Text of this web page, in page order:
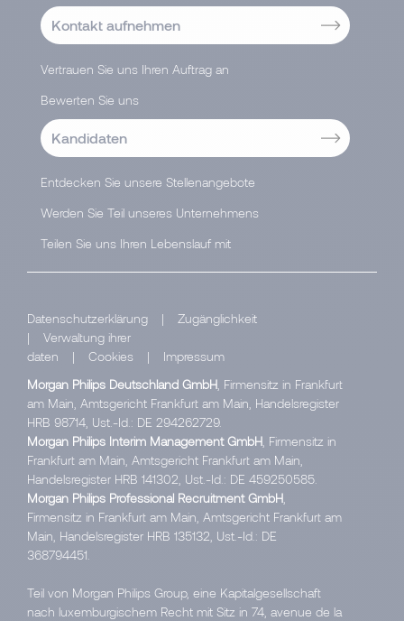
Kontakt aufnehmen
Vertrauen Sie uns Ihren Auftrag an
Bewerten Sie uns
Kandidaten
Entdecken Sie unsere Stellenangebote
Werden Sie Teil unseres Unternehmens
Teilen Sie uns Ihren Lebenslauf mit
Datenschutzerklärung |
Zugänglichkeit
|
Verwaltung ihrer
daten
| Cookies |
Impressum
Morgan Philips Deutschland GmbH , Firmensitz in Frankfurt
am Main, Amtsgericht Frankfurt am Main, Handelsregister
HRB 98714, Ust.-Id.: DE 294262729.
Morgan Philips Interim Management GmbH , Firmensitz in
Frankfurt am Main, Amtsgericht Frankfurt am Main,
Handelsregister HRB 141302, Ust.-Id.: DE 459250585.
Morgan Philips Professional Recruitment GmbH
Firmensitz in Frankfurt am Main, Amtsgericht Frankfurt am
Main, Handelsregister HRB 135132, Ust.-Id.: DE
368794451.
Teil von Morgan Philips Group, eine Kapitalgesellschaft
nach luxemburgischem Recht mit Sitz in 74, avenue de la